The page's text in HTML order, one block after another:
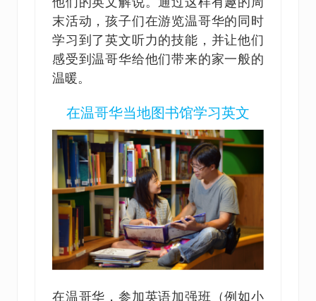
末活动，孩子们在游览温哥华的同时
学习到了英文听力的技能，并让他们
感受到温哥华给他们带来的家一般的
温暖。
在温哥华当地图书馆学习英文
在温哥华，参加英语加强班（例如小